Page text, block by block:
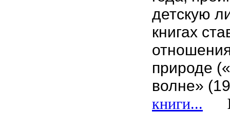
детскую
книгах
природе
волне»
книги...